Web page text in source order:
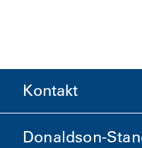
Kontakt
Donaldson-